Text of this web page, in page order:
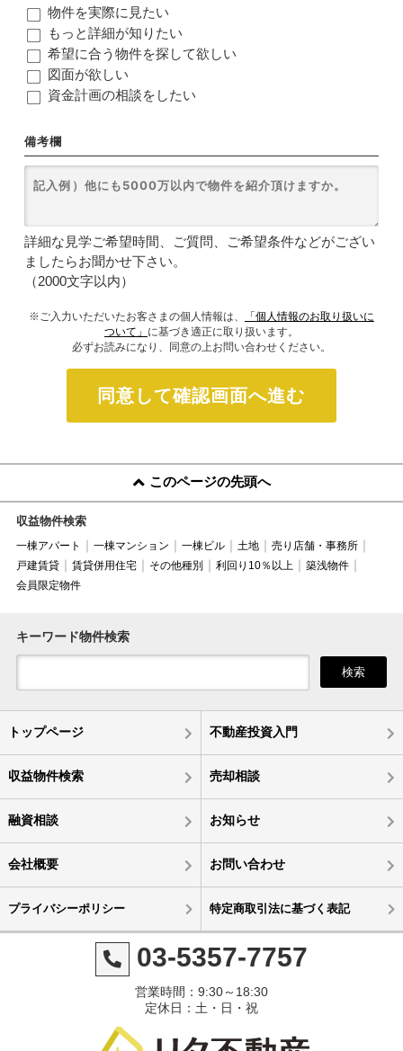
物件を実際に見たい
もっと詳細が知りたい
希望に合う物件を探して欲しい
図面が欲しい
資金計画の相談をしたい
備考欄
詳細な見学ご希望時間、ご質問、ご希望条件などがござい
ましたらお聞かせ下さい。
（2000文字以内）
※ご入力いただいたお客さまの個人情報は、
「個人情報のお取り扱いに
ついて」 に基づき適正に取り扱います。
必ずお読みになり、同意の上お問い合わせください。
同意して確認画面へ進む
このページの先頭へ
収益物件検索
一棟アパート 一棟マンション 一棟ビル 土地
売り店舗・事務所
戸建賃貸
賃貸併用住宅 その他種別 利回り10％以上
築浅物件
会員限定物件
キーワード物件検索
検索
トップページ 不動産投資入門
収益物件検索 売却相談
融資相談 お知らせ
会社概要 お問い合わせ
プライバシーポリシー 特定商取引法に基づく表記
03-5357-7757
営業時間：9:30～18:30
定休日：土・日・祝